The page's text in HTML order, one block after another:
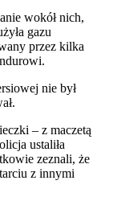
wokół nich,
gazu
przez kilka
nie był
– z maczetą
ustaliła
zeznali, że
z innymi